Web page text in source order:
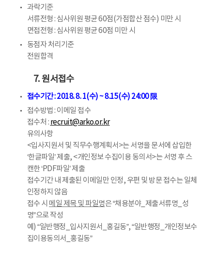
과락기준
서류전형 : 심사위원 평균 60점(가점합산 점수) 미만 시
면접전형 : 심사위원 평균 60점 미만 시
동점자 처리기준
전원합격
7. 원서접수
접수기간 : 2018. 8. 1(수) ~ 8.15(수) 24:00 限
접수방법 : 이메일 접수
접수처 : recruit@arko.or.kr
유의사항
<입사지원서 및 직무수행계획서>는 서명을 문서에 삽입한
‘한글파일’ 제출, <개인정보 수집이용 동의서>는 서명 후 스
캔한 ‘PDF파일’ 제출
접수기간 내 제출된 이메일만 인정, 우편 및 방문 접수는 일체
인정하지 않음
접수 시 메일 제목 및 파일명은 “채용분야_제출서류명_성
명”으로 작성
예) “일반행정_입사지원서_홍길동”, “일반행정_개인정보수
집이용동의서_홍길동”